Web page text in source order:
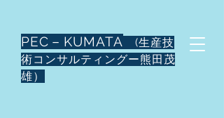
PEC－KUMATA
(生産技
術コンサルティングー熊田茂
雄）